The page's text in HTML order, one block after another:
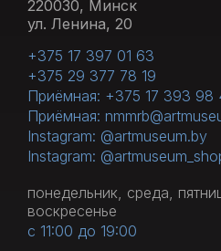
220030, Минск
ул. Ленина, 20
+375 17 397 01 63
+375 29 377 78 19
Приёмная: +375 17 393 98
Приёмная:
Instagram: @artmuseum.by
Instagram:
понедельник, среда,
воскресенье
с 11:00 до 19:00